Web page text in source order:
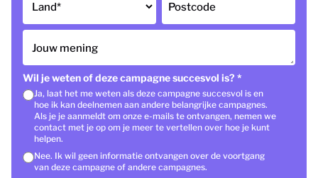
Land* Postcode
Jouw mening
Wil je weten of deze campagne succesvol is? *
Ja, laat het me weten als deze campagne succesvol is en
hoe ik kan deelnemen aan andere belangrijke campagnes.
Als je je aanmeldt om onze e-mails te ontvangen, nemen we
contact met je op om je meer te vertellen over hoe je kunt
helpen.
Nee. Ik wil geen informatie ontvangen over de voortgang
van deze campagne of andere campagnes.